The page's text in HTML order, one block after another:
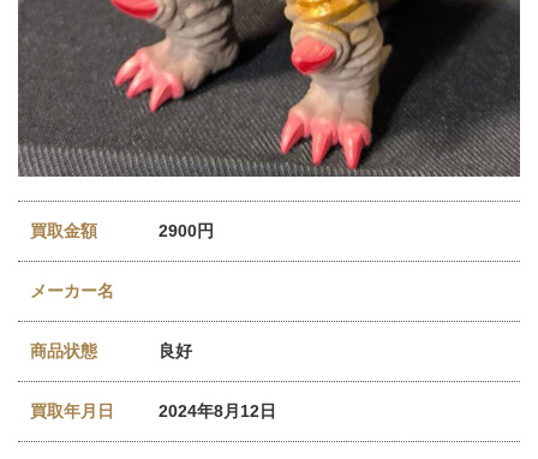
買取金額 2900円
メーカー名
商品状態 良好
買取年月日 2024年8月12日